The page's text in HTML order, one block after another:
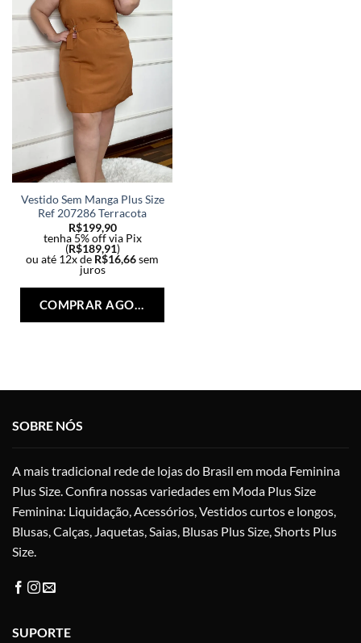
Vestido Sem Manga Plus Size
Ref 207286 Terracota
R$199,90
tenha 5% off via Pix
(R$189,91)
ou até 12x de R$16,66sem
juros
COMPRAR AGORA
página
do
SOBRE NÓS
A mais tradicional rede de lojas do Brasil em moda Feminina
Plus Size. Confira nossas variedades em Moda Plus Size
Feminina: Liquidação, Acessórios, Vestidos curtos e longos,
Blusas, Calças, Jaquetas, Saias, Blusas Plus Size, Shorts Plus
Size.
SUPORTE